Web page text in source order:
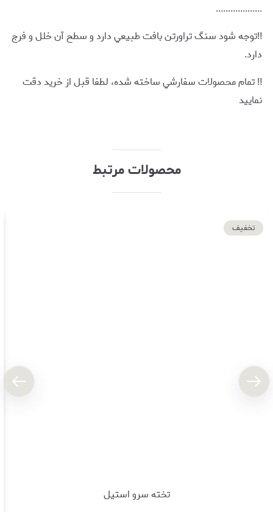
...................
‼️توجه شود سنگ تراورتن بافت طبيعي دارد و سطح آن خلل و فرج
دارد.
‼️ تمام محصولات سفارشي ساخته شده، لطفا قبل از خريد دقت
نماييد
محصولات مرتبط
تخفیف
تخته سرو استیل